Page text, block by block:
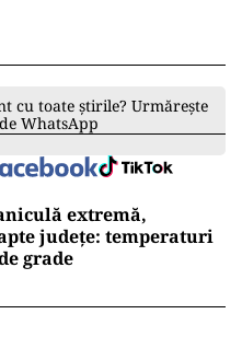
cu toate știrile? Urmărește
WhatsApp
extremă,
județe: temperaturi
grade